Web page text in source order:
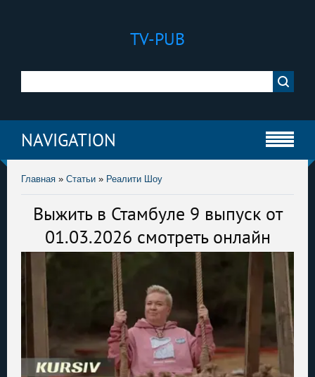
TV-PUB
NAVIGATION
Главная » Статьи » Реалити Шоу
Выжить в Стамбуле 9 выпуск от
01.03.2026 смотреть онлайн